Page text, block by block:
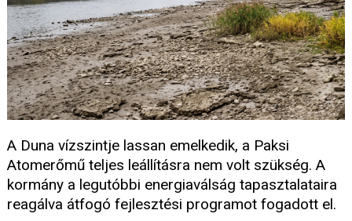
A Duna vízszintje lassan emelkedik, a Paksi
Atomerőmű teljes leállításra nem volt szükség. A
kormány a legutóbbi energiaválság tapasztalataira
reagálva átfogó fejlesztési programot fogadott el.